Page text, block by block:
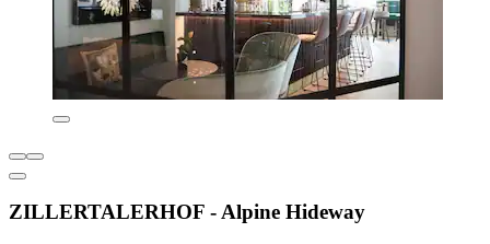
ZILLERTALERHOF - Alpine Hideway